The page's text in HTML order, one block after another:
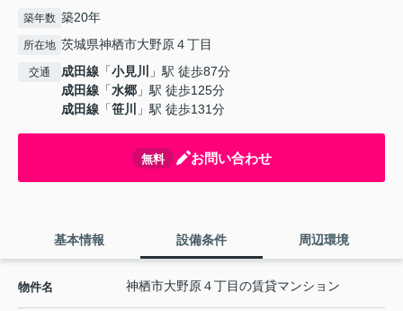
築年数 築20年
所在地 茨城県神栖市大野原４丁目
交通 成田線 「小見川
」駅 徒歩87分
成田線 「水郷 」駅 徒歩125分
成田線 「笹川 」駅 徒歩131分
無料 お問い合わせ
基本情報 設備条件 周辺環境
物件名 神栖市大野原４丁目の賃貸マンション